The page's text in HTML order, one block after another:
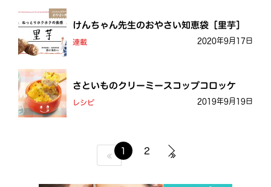
けんちゃん先生のおやさい知恵袋［里芋］
連載 2020年9月17日
さといものクリーミースコップコロッケ
レシピ 2019年9月19日
1 2